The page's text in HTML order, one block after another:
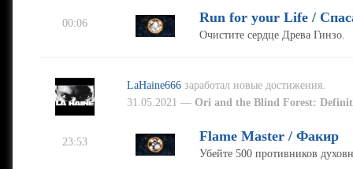
00:06 Run for your Life /
Очистите сердце Древа Гинзо.
LaHaine666 заработал новые достижения.
31.05.2021 —Ori and the Blind Forest:
23:53 Flame Master / Факир
Убейте 500 противников